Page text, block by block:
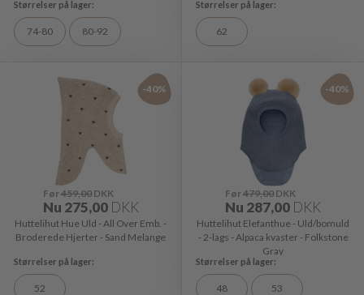
74-80 80-92 62
-40%
Før459,00DKK
Nu 275,00 DKK
Huttelihut Hue Uld - All Over Emb. -
Broderede Hjerter - Sand Melange
52
-40%
Før479,00 DKK
Nu 287,00 DKK
Huttelihut Elefanthue - Uld/bomuld
- 2-lags - Alpaca kvaster - Folkstone
Gray
48 53